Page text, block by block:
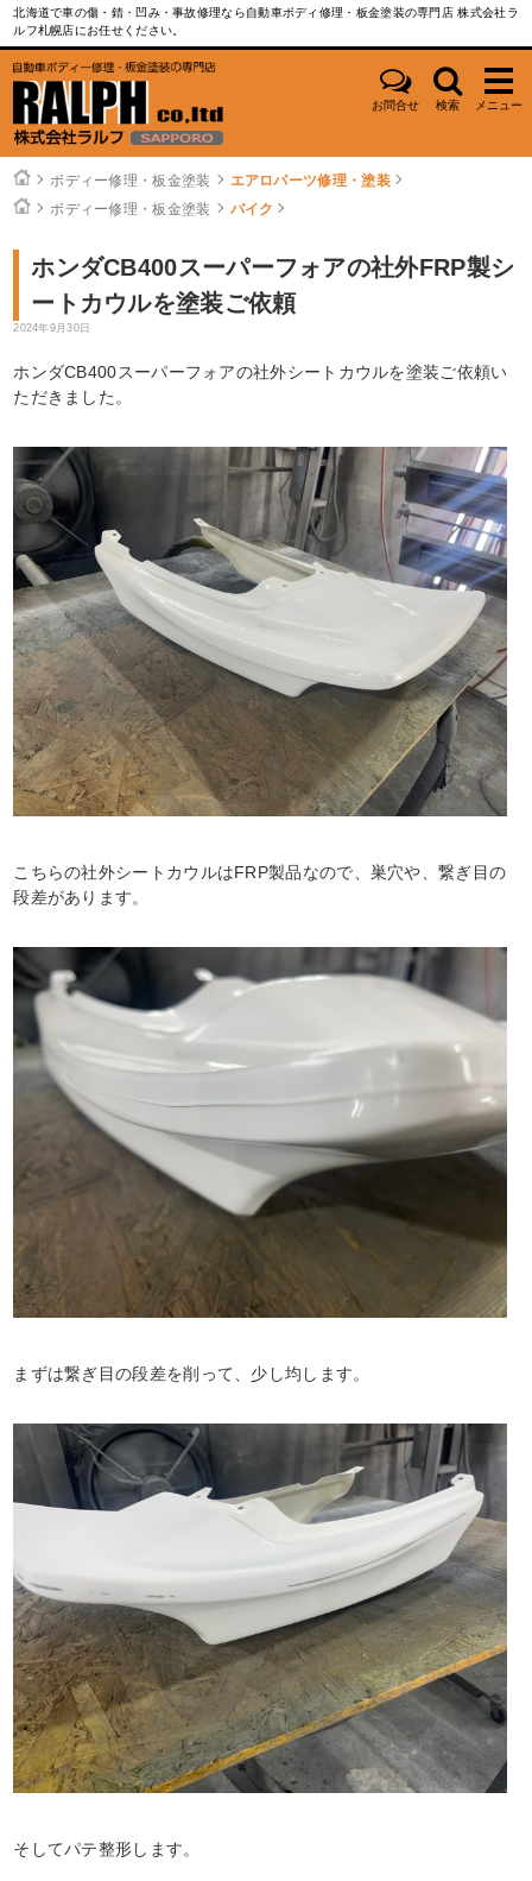
北海道で車の傷・錆・凹み・事故修理なら自動車ボディ修理・板金塗装の専門店 株式会社ラ
ルフ札幌店にお任せください。
お問合せ 検索 メニュー
ボディー修理・板金塗装
エアロパーツ修理・塗装
ボディー修理・板金塗装
バイク
ホンダCB400スーパーフォアの社外FRP製シ
ートカウルを塗装ご依頼
2024年9月30日
ホンダCB400スーパーフォアの社外シートカウルを塗装ご依頼い
ただきました。
こちらの社外シートカウルはFRP製品なので、巣穴や、繋ぎ目の
段差があります。
まずは繋ぎ目の段差を削って、少し均します。
そしてパテ整形します。